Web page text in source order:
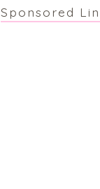
Sponsored